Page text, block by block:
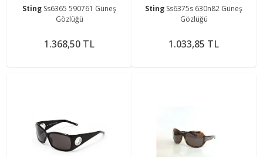
Sting Ss6365 590761 Güneş
Gözlüğü
1.368,50 TL
Sting Ss6375s 630n82 Güneş
Gözlüğü
1.033,85 TL